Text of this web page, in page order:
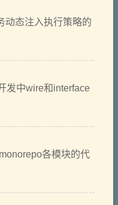
动态注入执行策略的
发中wire和interface
各模块的代